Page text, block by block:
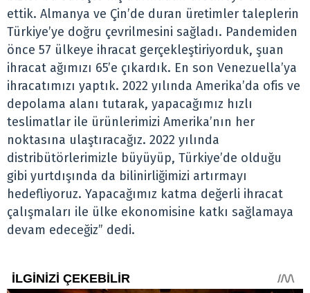
ettik. Almanya ve Çin’de duran üretimler taleplerin
Türkiye’ye doğru çevrilmesini sağladı. Pandemiden
önce 57 ülkeye ihracat gerçekleştiriyorduk, şuan
ihracat ağımızı 65’e çıkardık. En son Venezuella’ya
ihracatımızı yaptık. 2022 yılında Amerika’da ofis ve
depolama alanı tutarak, yapacağımız hızlı
teslimatlar ile ürünlerimizi Amerika’nın her
noktasına ulaştıracağız. 2022 yılında
distribütörlerimizle büyüyüp, Türkiye’de olduğu
gibi yurtdışında da bilinirliğimizi artırmayı
hedefliyoruz. Yapacağımız katma değerli ihracat
çalışmaları ile ülke ekonomisine katkı sağlamaya
devam edeceğiz” dedi.